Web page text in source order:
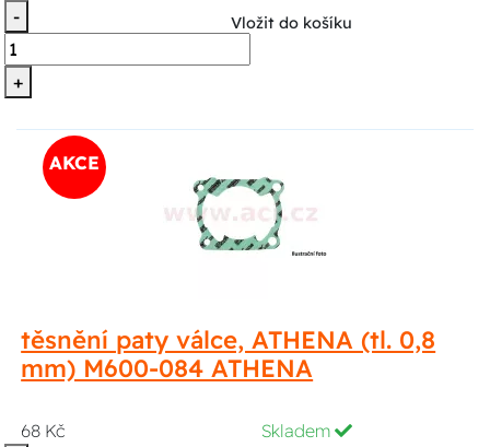
-
+
Vložit do košíku
AKCE
těsnění paty válce, ATHENA (tl. 0,8
mm) M600-084 ATHENA
68 Kč
Skladem